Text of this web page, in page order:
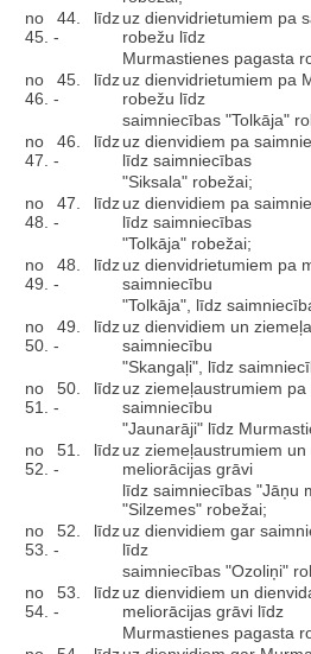
no 44. līdz
45. -
uz dienvidrietumiem pa
robežu līdz
Murmastienes pagasta
no 45. līdz
46. -
uz dienvidrietumiem pa
robežu līdz
saimniecības "Tolkāja"
no 46. līdz
47. -
uz dienvidiem pa
līdz saimniecības
"Siksala" robežai;
no 47. līdz
48. -
uz dienvidiem pa
līdz saimniecības
"Tolkāja" robežai;
no 48. līdz
49. -
uz dienvidrietumiem pa
saimniecību
"Tolkāja", līdz
no 49. līdz
50. -
uz dienvidiem un
saimniecību
"Skangaļi", līdz
no 50. līdz
51. -
uz ziemeļaustrumiem
saimniecību
"Jaunarāji" līdz
no 51. līdz
52. -
uz ziemeļaustrumiem
meliorācijas grāvi
līdz saimniecības "Jāņu
"Silzemes" robežai;
no 52. līdz
53. -
uz dienvidiem gar
līdz
saimniecības "Ozoliņi"
no 53. līdz
54. -
uz dienvidiem un
meliorācijas grāvi līdz
Murmastienes pagasta